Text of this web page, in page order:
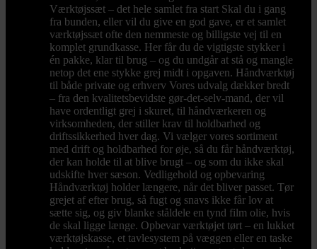
Værktøjssæt – det hele samlet fra start Skal du i gang
fra bunden, eller vil du give en god gave, er et samlet
værktøjssæt ofte den nemmeste og billigste vej til en
komplet grundkasse. Her får du de vigtigste stykker i
én pakke, klar til brug – og du undgår at stå og mangle
netop det ene stykke grej midt i opgaven. Håndværktøj
til både private og erhverv Vores udvalg dækker bredt
– fra den kvalitetsbevidste gør-det-selv-mand, der vil
have ordentligt grej i skuret, til håndværkeren og
virksomheden, der stiller krav til holdbarhed og
driftssikkerhed hver dag. Vi vælger vores sortiment
med drift og holdbarhed for øje, så du får håndværktøj,
der kan holde til at blive brugt – og som du ikke skal
udskifte hver sæson. Vedligehold og opbevaring
Håndværktøj holder længere, når det bliver passet. Tør
grejet af efter brug, så fugt og snavs ikke får lov at
sætte sig, og giv blanke ståldele en tynd film olie, hvis
de skal ligge længe. Opbevar værktøjet tørt – en lukket
værktøjskasse, et tavlesystem på væggen eller en taske